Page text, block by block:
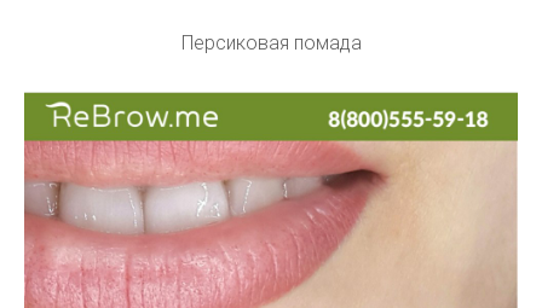
Персиковая помада